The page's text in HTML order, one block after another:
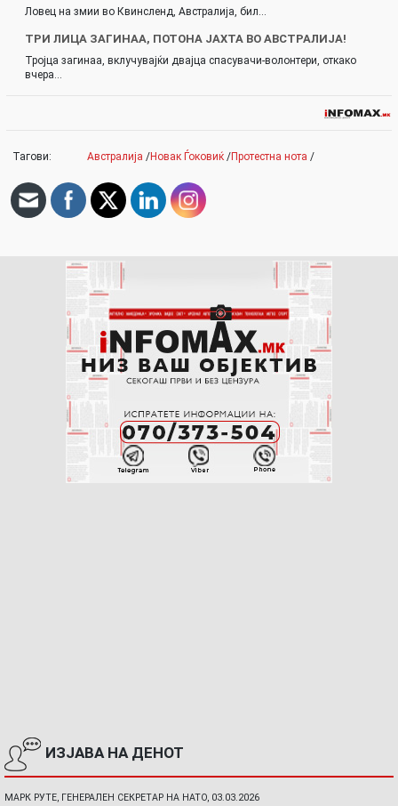
Ловец на змии во Квинсленд, Австралија, бил…
ТРИ ЛИЦА ЗАГИНАА, ПОТОНА ЈАХТА ВО АВСТРАЛИЈА!
Тројца загинаа, вклучувајќи двајца спасувачи-волонтери, откако
вчера…
Тагови: Австралија /Новак Ѓоковиќ /Протестна нота /
ИЗЈАВА НА ДЕНОТ
МАРК РУТЕ, ГЕНЕРАЛЕН СЕКРЕТАР НА НАТО, 03.03.2026